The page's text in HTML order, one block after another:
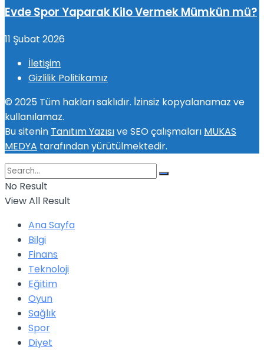
Evde Spor Yaparak Kilo Vermek Mümkün mü?
11 Şubat 2026
İletişim
Gizlilik Politikamız
© 2025 Tüm hakları saklıdır. İzinsiz kopyalanamaz ve
kullanılamaz.
Bu sitenin Tanıtım Yazısıve SEO çalışmaları MUKAS
MEDYA tarafından yürütülmektedir.
No Result
View All Result
Ana Sayfa
Bilgi
Finans
Teknoloji
Eğitim
Oyun
Sağlık
Spor
Diyet